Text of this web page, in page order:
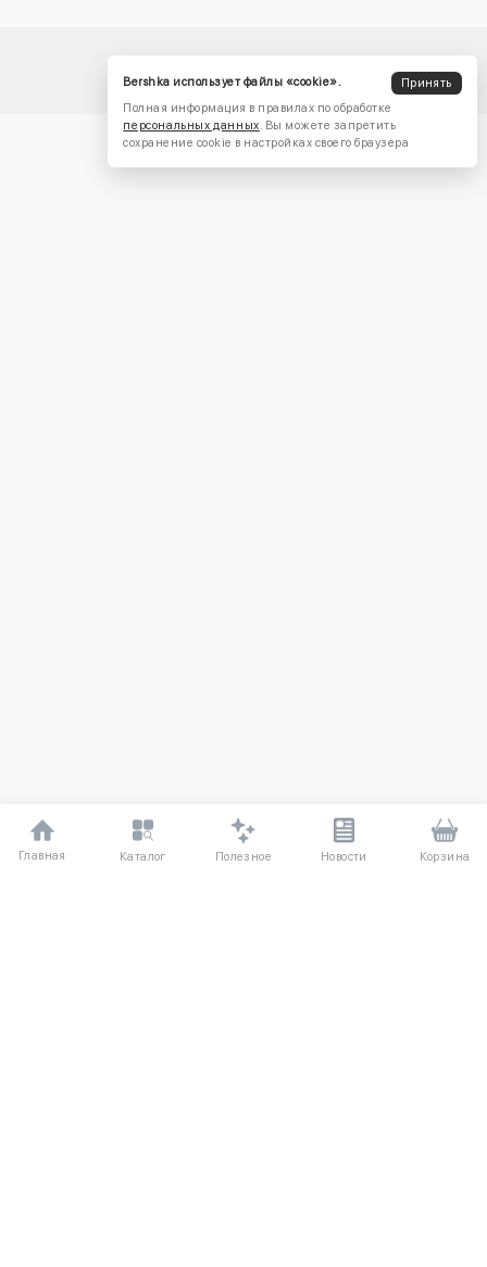
Главная Каталог Полезное Новости Корзина
Bershka использует файлы «cookie».
Принять
Полная информация в правилах по обработке
персональных данных . Вы можете запретить
сохранение cookie в настройках своего браузера